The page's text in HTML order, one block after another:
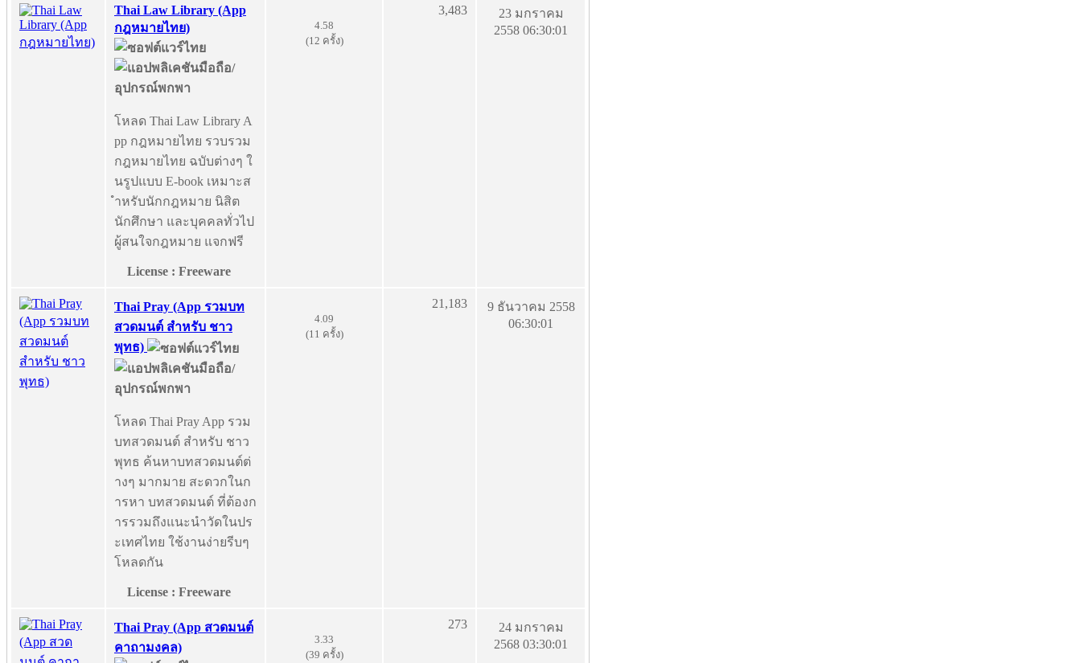
Thai Law Library (App
กฎหมายไทย)
โหลด Thai Law Library A
pp กฎหมายไทย รวบรวม
กฎหมายไทย ฉบับต่างๆ ใ
นรูปแบบ E-book เหมาะส
ำหรับนักกฎหมาย นิสิต
นักศึกษา และบุคคลทั่วไป
ผู้สนใจกฎหมาย แจกฟรี
License : Freeware
4.58
(12 ครั้ง)
3,483
23 มกราคม
2558 06:30:01
Thai Pray (App รวมบท
สวดมนต์ สำหรับ ชาว
พุทธ)
โหลด Thai Pray App รวม
บทสวดมนต์ สำหรับ ชาว
พุทธ ค้นหาบทสวดมนต์ต่
างๆ มากมาย สะดวกในก
ารหา บทสวดมนต์ ที่ต้องก
ารรวมถึงแนะนำวัดในปร
ะเทศไทย ใช้งานง่ายรีบๆ
โหลดกัน
License : Freeware
4.09
(11 ครั้ง)
21,183
9 ธันวาคม 2558
06:30:01
Thai Pray (App สวดมนต์
คาถามงคล)
3.33
(39 ครั้ง)
273
24 มกราคม
2568 03:30:01